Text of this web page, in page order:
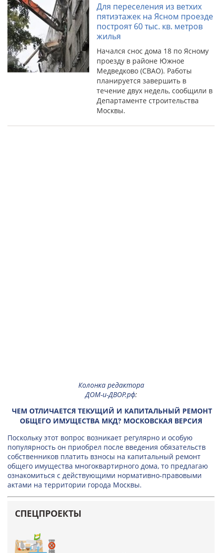
Для переселения из ветхих
пятиэтажек на Ясном проезде
построят 60 тыс. кв. метров
жилья
Начался снос дома 18 по Ясному
проезду в районе Южное
Медведково (СВАО). Работы
планируется завершить в
течение двух недель, сообщили в
Департаменте строительства
Москвы.
Колонка редактора
ДОМ-и-ДВОР.рф:
ЧЕМ ОТЛИЧАЕТСЯ ТЕКУЩИЙ И КАПИТАЛЬНЫЙ РЕМОНТ
ОБЩЕГО ИМУЩЕСТВА МКД? МОСКОВСКАЯ ВЕРСИЯ
Поскольку этот вопрос возникает регулярно и особую
популярность он приобрел после введения обязательств
собственников платить взносы на капитальный ремонт
общего имущества многоквартирного дома, то предлагаю
ознакомиться с действующими нормативно-правовыми
актами на территории города Москвы.
СПЕЦПРОЕКТЫ